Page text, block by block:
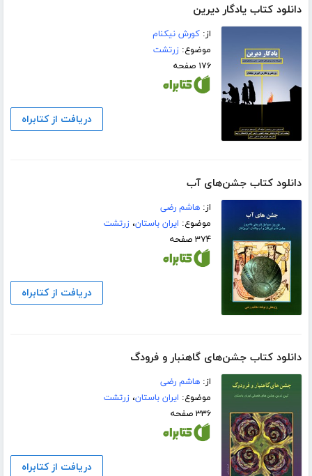
دانلود کتاب یادگار دیرین
از:کورش نیکنام
موضوع:زرتشت
۱۷۶ صفحه
دریافت از کتابراه
دانلود کتاب جشن‌های آب
از:هاشم رضی
موضوع: ایران باستان،زرتشت
۳۷۴ صفحه
دریافت از کتابراه
دانلود کتاب جشن‌های گاهنبار و فرودگ
از:هاشم رضی
موضوع: ایران باستان،زرتشت
۳۳۶ صفحه
دریافت از کتابراه